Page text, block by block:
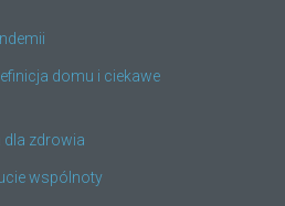
domu i ciekawe
dla zdrowia
wspólnoty